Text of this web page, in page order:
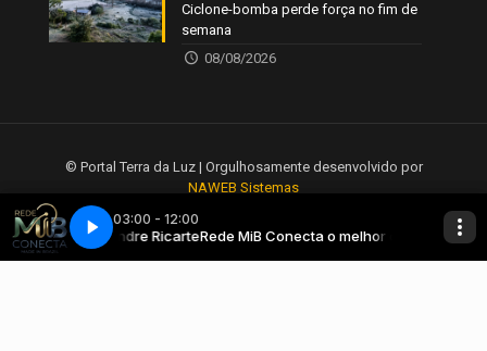
Ciclone-bomba perde força no fim de
semana
08/08/2026
© Portal Terra da Luz | Orgulhosamente desenvolvido por
NAWEB Sistemas